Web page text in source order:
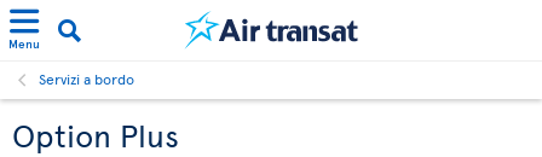
Menu
Servizi a bordo
Option Plus